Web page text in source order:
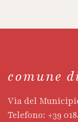
comune
Via del
Telefono: +39